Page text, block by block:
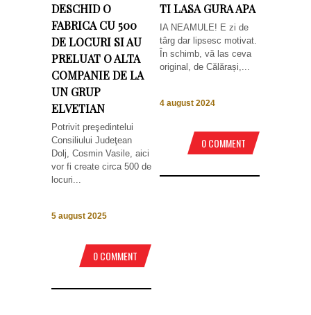
DESCHID O
FABRICA CU 500
DE LOCURI SI AU
PRELUAT O ALTA
COMPANIE DE LA
UN GRUP
ELVETIAN
Potrivit preşedintelui
Consiliului Judeţean
Dolj, Cosmin Vasile, aici
vor fi create circa 500 de
locuri...
5 august 2025
0 COMMENT
TI LASA GURA APA
IA NEAMULE! E zi de
târg dar lipsesc motivat.
În schimb, vă las ceva
original, de Călărași,...
4 august 2024
0 COMMENT